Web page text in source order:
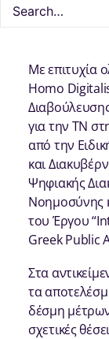
Με επιτυχία
Homo
για την ΤΝ
από την
και
Ψηφιακής
Νοημοσύνης
του Έργου
Greek Public
Στα
τα
δέσμη
σχετικές